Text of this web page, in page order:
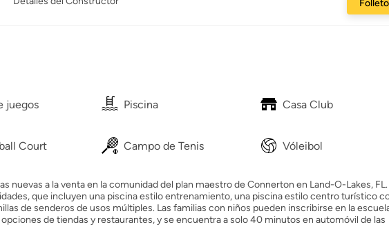
juegos Piscina Casa Club
Court Campo de Tenis Vóleibol
nuevas a la venta en la comunidad del plan maestro de Connerton en Land-O-Lakes, FL.
que incluyen una piscina estilo entrenamiento, una piscina estilo centro turístico
de senderos de usos múltiples. Las familias con niños pueden inscribirse en la
de tiendas y restaurantes, y se encuentra a solo 40 minutos en automóvil de las